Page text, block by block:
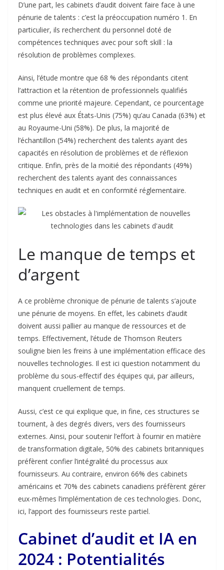
D’une part, les cabinets d’audit doivent faire face à une
pénurie de talents : c’est la préoccupation numéro 1. En
particulier, ils recherchent du personnel doté de
compétences techniques avec pour soft skill : la
résolution de problèmes complexes.
Ainsi, l’étude montre que 68 % des répondants citent
l’attraction et la rétention de professionnels qualifiés
comme une priorité majeure. Cependant, ce pourcentage
est plus élevé aux États-Unis (75%) qu’au Canada (63%) et
au Royaume-Uni (58%). De plus, la majorité de
l’échantillon (54%) recherchent des talents ayant des
capacités en résolution de problèmes et de réflexion
critique. Enfin, près de la moitié des répondants (49%)
recherchent des talents ayant des connaissances
techniques en audit et en conformité réglementaire.
Le manque de temps et
d’argent
A ce problème chronique de pénurie de talents s’ajoute
une pénurie de moyens. En effet, les cabinets d’audit
doivent aussi pallier au manque de ressources et de
temps. Effectivement, l’étude de Thomson Reuters
souligne bien les freins à une implémentation efficace des
nouvelles technologies. Il est ici question notamment du
problème du sous-effectif des équipes qui, par ailleurs,
manquent cruellement de temps.
Aussi, c’est ce qui explique que, in fine, ces structures se
tournent, à des degrés divers, vers des fournisseurs
externes. Ainsi, pour soutenir l’effort à fournir en matière
de transformation digitale, 50% des cabinets britanniques
préfèrent confier l’intégralité du processus aux
fournisseurs. Au contraire, environ 66% des cabinets
américains et 70% des cabinets canadiens préfèrent gérer
eux-mêmes l’implémentation de ces technologies. Donc,
ici, l’apport des fournisseurs reste partiel.
Cabinet d’audit et IA en
2024 : Potentialités